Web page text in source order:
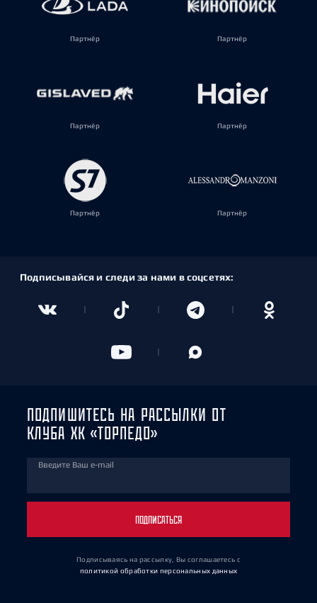
Партнёр Партнёр
Партнёр Партнёр
Партнёр Партнёр
Подписывайся и следи за нами в соцсетях:
ПОДПИШИТЕСЬ НА РАССЫЛКИ ОТ
КЛУБА ХК «ТОРПЕДО»
Введите Ваш e-mail
ПОДПИСАТЬСЯ
Подписываясь на рассылку, Вы соглашаетесь с
политикой обработки персональных данных